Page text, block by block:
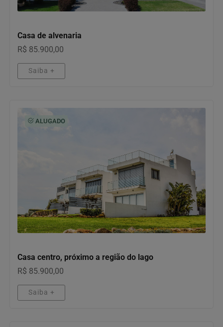
Casa de alvenaria
R$ 85.900,00
Saiba +
ALUGADO
Casa centro, próximo a região do lago
R$ 85.900,00
Saiba +